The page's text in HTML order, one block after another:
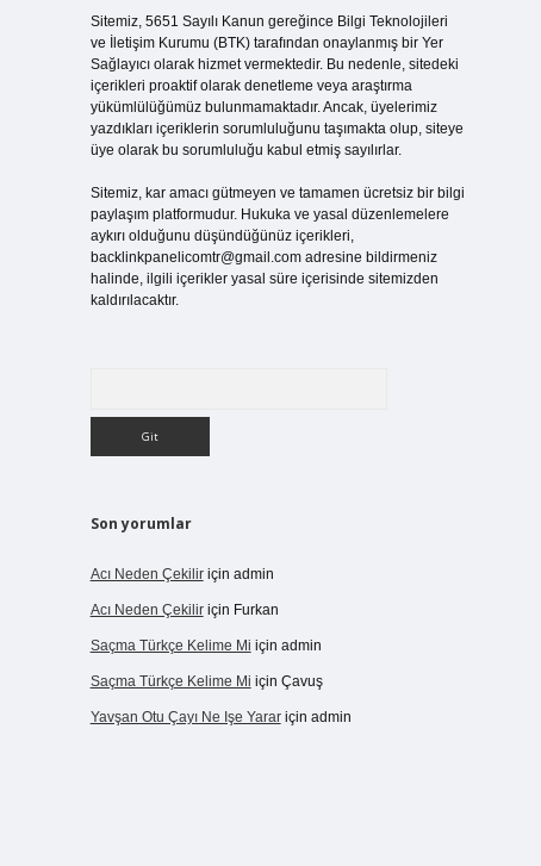
Sitemiz, 5651 Sayılı Kanun gereğince Bilgi Teknolojileri
ve İletişim Kurumu (BTK) tarafından onaylanmış bir Yer
Sağlayıcı olarak hizmet vermektedir. Bu nedenle, sitedeki
içerikleri proaktif olarak denetleme veya araştırma
yükümlülüğümüz bulunmamaktadır. Ancak, üyelerimiz
yazdıkları içeriklerin sorumluluğunu taşımakta olup, siteye
üye olarak bu sorumluluğu kabul etmiş sayılırlar.
Sitemiz, kar amacı gütmeyen ve tamamen ücretsiz bir bilgi
paylaşım platformudur. Hukuka ve yasal düzenlemelere
aykırı olduğunu düşündüğünüz içerikleri,
backlinkpanelicomtr@gmail.comadresine bildirmeniz
halinde, ilgili içerikler yasal süre içerisinde sitemizden
kaldırılacaktır.
Son yorumlar
Acı Neden Çekiliriçin admin
Acı Neden Çekiliriçin Furkan
Saçma Türkçe Kelime Mi için admin
Saçma Türkçe Kelime Mi için Çavuş
Yavşan Otu Çayı Ne Işe Yarariçin admin